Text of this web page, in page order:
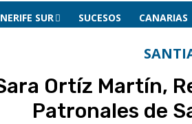
SUR SUCESOS CANARIAS
Ortíz Martín,
Patronales de